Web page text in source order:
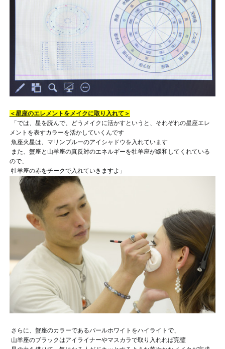
＜星座のエレメントをメイクに取り入れて＞
「では、星を読んで、どうメイクに活かすというと、それぞれの星座エレ
メントを表すカラーを活かしていくんです
魚座火星は、マリンブルーのアイシャドウを入れています
また、蟹座と山羊座の真反対のエネルギーを牡羊座が緩和してくれている
ので、
牡羊座の赤をチークで入れていきますよ 」
さらに、蟹座のカラーであるパールホワイトをハイライトで、
山羊座のブラックはアイライナーやマスカラで取り入れれば完璧